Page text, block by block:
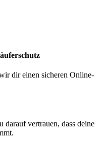
dir einen sicheren Online-
darauf vertrauen, dass deine